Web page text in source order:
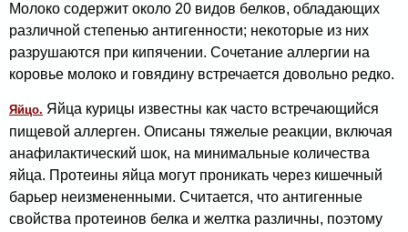
Молоко содержит около 20 видов белков, обладающих
различной степенью антигенности; некото­рые из них
разрушаются при кипячении. Сочетание аллергии на
коровье молоко и говядину встречается довольно редко.
Яйцо. Яйца курицы известны как часто встречаю­щийся
пищевой аллерген. Описаны тяжелые реакции, включая
анафилактический шок, на минимальные коли­чества
яйца. Протеины яйца могут проникать через кишечный
барьер неизмененными. Считается, что ан­тигенные
свойства протеинов белка и желтка различны, поэтому